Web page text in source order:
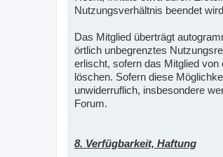
Nutzungsverhältnis beendet
Das Mitglied überträgt
örtlich unbegrenztes
erlischt, sofern das Mitglied
löschen. Sofern diese
unwiderruflich, insbesondere
Forum.
8. Verfügbarkeit, Haftung